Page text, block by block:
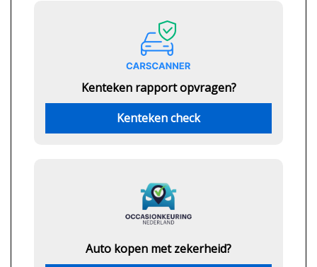
Kenteken rapport opvragen?
Kenteken check
Auto kopen met zekerheid?